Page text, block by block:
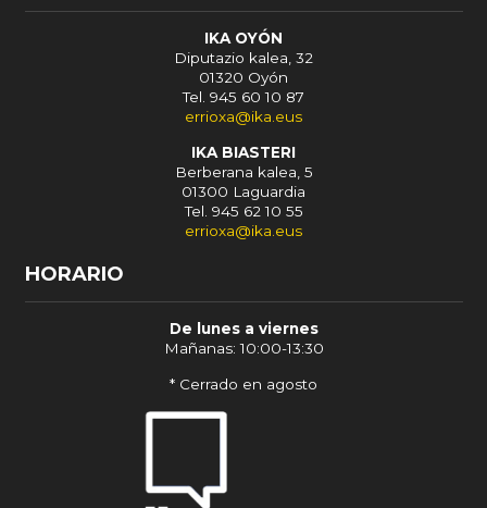
IKA OYÓN
Diputazio kalea, 32
01320 Oyón
Tel. 945 60 10 87
errioxa@ika.eus
IKA BIASTERI
Berberana kalea, 5
01300 Laguardia
Tel. 945 62 10 55
errioxa@ika.eus
HORARIO
De lunes a viernes
Mañanas: 10:00-13:30
* Cerrado en agosto